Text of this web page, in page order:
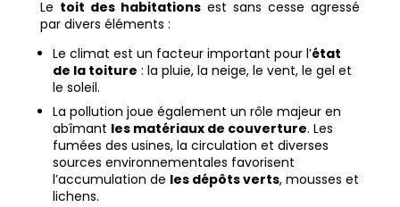
Le toit des habitationsest sans cesse agressé
par divers éléments :
Le climat est un facteur important pour l’état
de la toiture : la pluie, la neige, le vent, le gel et
le soleil.
La pollution joue également un rôle majeur en
abîmant les matériaux de couverture. Les
fumées des usines, la circulation et diverses
sources environnementales favorisent
l’accumulation de les dépôts verts, mousses et
lichens.